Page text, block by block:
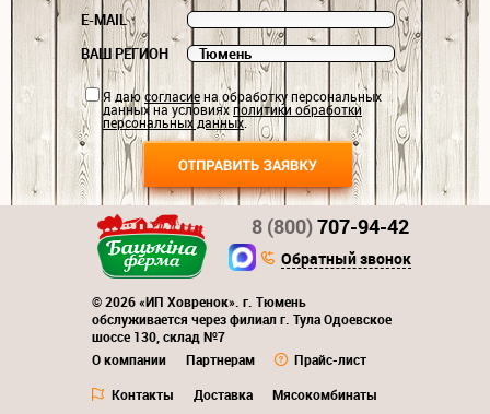
E-MAIL
ВАШ РЕГИОН
Я даюсогласиена обработку персональных
данных на условияхполитики обработки
персональных данных.
© 2026 «ИП Ховренок». г. Тюмень
обслуживается через филиал г. Тула Одоевское
шоссе 130, склад №7
О компании
Партнерам
Прайс-лист
Контакты
Доставка
Мясокомбинаты
8 (800)707-94-42
Обратный звонок